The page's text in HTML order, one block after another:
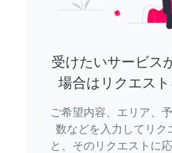
受けたいサービス
場合はリクエス
ご希望内容、エリア、
数などを入力してリク
と、そのリクエストに